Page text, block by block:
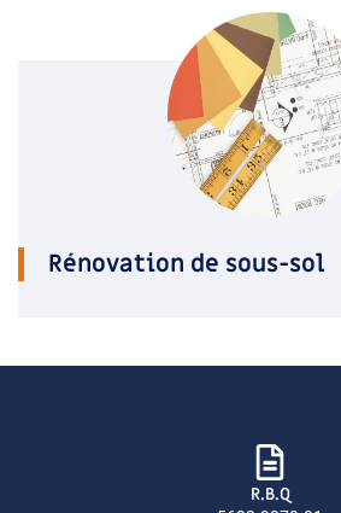
Rénovation de sous-sol
R.B.Q